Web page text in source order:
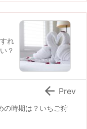
れ
？
の時期は？いちご狩
 Prev